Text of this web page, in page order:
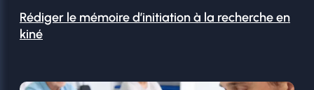
Rédiger le mémoire d’initiation à la recherche en
kiné